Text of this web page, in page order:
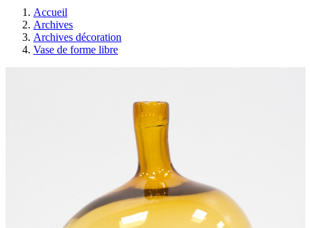
Accueil
Archives
Archives décoration
Vase de forme libre